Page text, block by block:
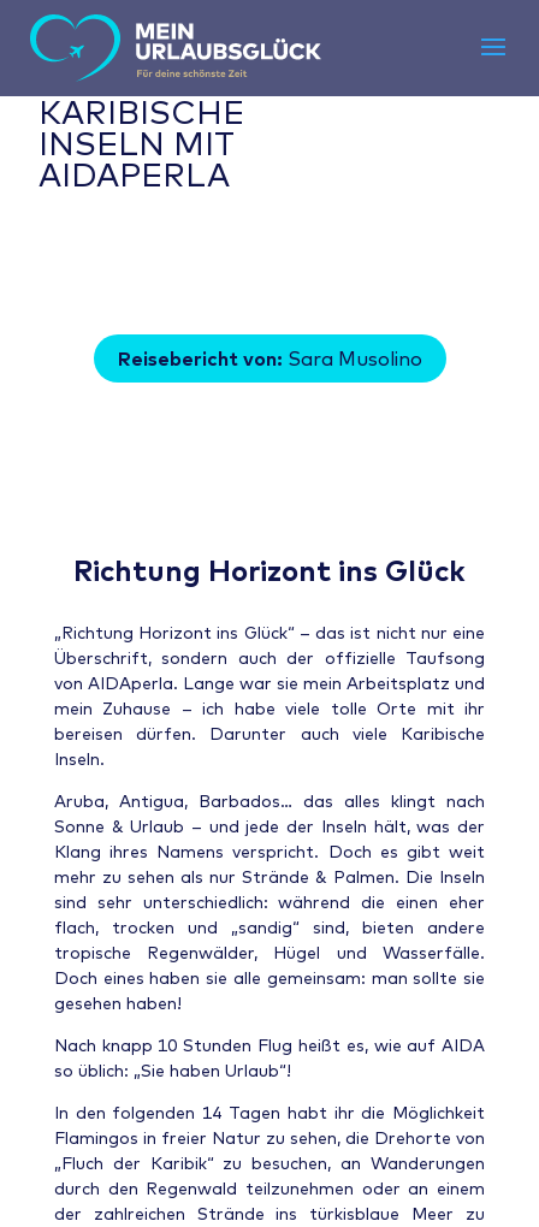
KARIBISCHE
INSELN MIT
AIDAPERLA
Reisebericht von: Sara Musolino
Richtung Horizont ins Glück
„Richtung Horizont ins Glück“ – das ist nicht nur eine
Überschrift, sondern auch der offizielle Taufsong
von AIDAperla. Lange war sie mein Arbeitsplatz und
mein Zuhause – ich habe viele tolle Orte mit ihr
bereisen dürfen. Darunter auch viele Karibische
Inseln.
Aruba, Antigua, Barbados… das alles klingt nach
Sonne & Urlaub – und jede der Inseln hält, was der
Klang ihres Namens verspricht. Doch es gibt weit
mehr zu sehen als nur Strände & Palmen. Die Inseln
sind sehr unterschiedlich: während die einen eher
flach, trocken und „sandig“ sind, bieten andere
tropische Regenwälder, Hügel und Wasserfälle.
Doch eines haben sie alle gemeinsam: man sollte sie
gesehen haben!
Nach knapp 10 Stunden Flug heißt es, wie auf AIDA
so üblich: „Sie haben Urlaub“!
In den folgenden 14 Tagen habt ihr die Möglichkeit
Flamingos in freier Natur zu sehen, die Drehorte von
„Fluch der Karibik“ zu besuchen, an Wanderungen
durch den Regenwald teilzunehmen oder an einem
der zahlreichen Strände ins türkisblaue Meer zu